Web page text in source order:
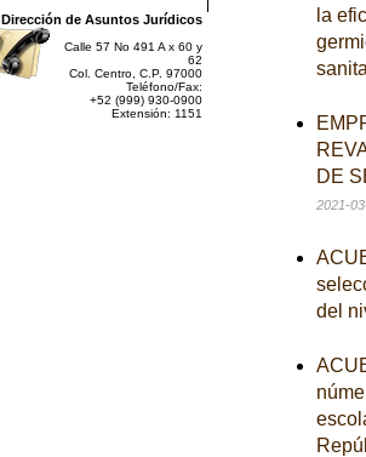
Dirección de Asuntos Jurídicos
Calle 57 No 491 A x 60 y
62
Col. Centro, C.P. 97000
Teléfono/Fax:
+52 (999) 930-0900
Extensión: 1151
la
DE
2021-
del